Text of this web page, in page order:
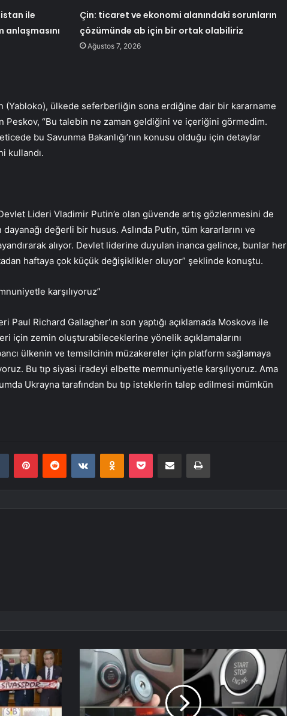
ile
Çin: ticaret ve ekonomi alanındaki sorunların
çözümünde ab için bir ortak olabiliriz
Ağustos 7, 2026
(Yabloko), ülkede seferberliğin sona erdiğine dair bir kararname
Peskov, “Bu talebin ne zaman geldiğini ve içeriğini görmedim.
bu Savunma Bakanlığı’nın konusu olduğu için detaylar
kullandı.
Lideri Vladimir Putin’e olan güvende artış gözlenmesini de
dayanağı değerli bir husus. Aslında Putin, tüm kararlarını ve
alıyor. Devlet liderine duyulan inanca gelince, bunlar her
haftaya çok küçük değişiklikler oluyor” şeklinde konuştu.
karşılıyoruz”
Richard Gallagher’ın son yaptığı açıklamada Moskova ile
için zemin oluşturabileceklerine yönelik açıklamalarını
ülkenin ve temsilcinin müzakereler için platform sağlamaya
Bu tıp siyasi iradeyi elbette memnuniyetle karşılıyoruz. Ama
Ukrayna tarafından bu tıp isteklerin talep edilmesi mümkün
Tumblr PinterestReddit VKontakteOdnoklassniki
Pocket E-Posta ile paylaş Yazdır